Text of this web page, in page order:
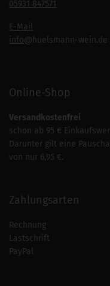
05931 847571
E-Mail
info@huelsmann-wein.de
Online-Shop
Versandkostenfrei
schon ab 95 €
Darunter gilt eine
von nur 6,95 €.
Zahlungsarten
Rechnung
Lastschrift
PayPal